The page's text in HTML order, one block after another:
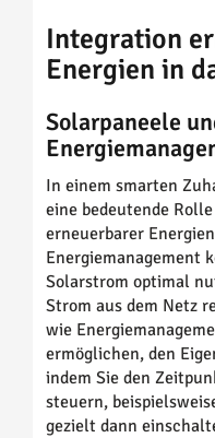
Integration
Energien in
Solarpaneele
In einem smarten
eine bedeutende
erneuerbarer
Energiemanagement
Solarstrom optimal
Strom aus dem Netz
wie
ermöglichen, den
indem Sie den
steuern,
gezielt dann